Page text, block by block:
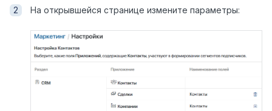
На открывшейся странице измените параметры: